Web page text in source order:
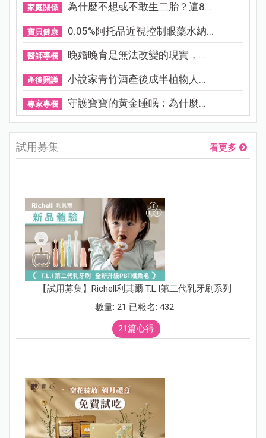
家庭關係 為什麼不想或不敢生二胎？這8...
寶貝健康 0.05%阿托品近視控制眼藥水納...
醫師專欄 晚婚晚育是無法改變的現實，...
產後照護 小說家青竹酒產後成半植物人...
專家專欄 守護寶寶的黃金睡眠：為什麼...
試用募集 看更多
【試用募集】Richell利其爾 T.L.I第二代乳牙刷系列
數量: 21 已報名: 432
21篇心得